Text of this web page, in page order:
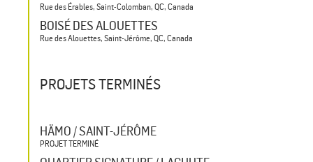
Rue des Érables, Saint-Colomban, QC, Canada
BOISÉ DES ALOUETTES
Rue des Alouettes, Saint-Jérôme, QC, Canada
PROJETS TERMINÉS
HÄMO / SAINT-JÉRÔME
PROJET TERMINÉ